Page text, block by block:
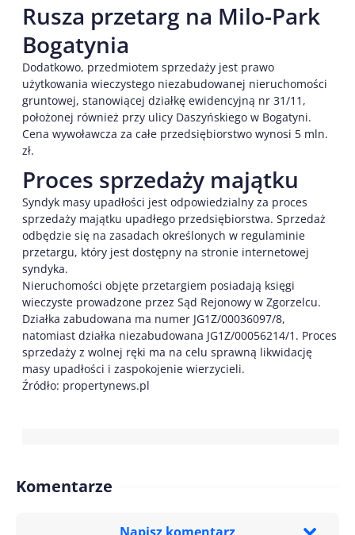
Rusza przetarg na Milo-Park
Bogatynia
Dodatkowo, przedmiotem sprzedaży jest prawo
użytkowania wieczystego niezabudowanej nieruchomości
gruntowej, stanowiącej działkę ewidencyjną nr 31/11,
położonej również przy ulicy Daszyńskiego w Bogatyni.
Cena wywoławcza za całe przedsiębiorstwo wynosi 5 mln.
zł.
Proces sprzedaży majątku
Syndyk masy upadłości jest odpowiedzialny za proces
sprzedaży majątku upadłego przedsiębiorstwa. Sprzedaż
odbędzie się na zasadach określonych w regulaminie
przetargu, który jest dostępny na stronie internetowej
syndyka.
Nieruchomości objęte przetargiem posiadają księgi
wieczyste prowadzone przez Sąd Rejonowy w Zgorzelcu.
Działka zabudowana ma numer JG1Z/00036097/8,
natomiast działka niezabudowana JG1Z/00056214/1. Proces
sprzedaży z wolnej ręki ma na celu sprawną likwidację
masy upadłości i zaspokojenie wierzycieli.
Źródło: propertynews.pl
Komentarze